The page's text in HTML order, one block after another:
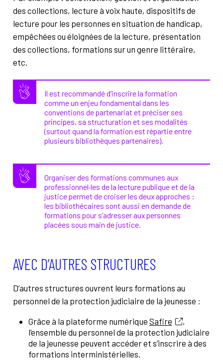
des collections, lecture à voix haute, dispositifs de
lecture pour les personnes en situation de handicap,
empêchées ou éloignées de la lecture, présentation
des collections, formations sur un genre littéraire,
etc.
Il est recommandé d’inscrire la formation
comme un enjeu fondamental dans les
conventions de partenariat et préciser ses
principes, sa structuration et ses modalités
(surtout quand la formation est répartie entre
plusieurs bibliothèques partenaires).
Organiser des formations communes aux
professionnel·les de la lecture publique et de la
justice permet de croiser les deux approches :
les bibliothécaires sont aussi en demande de
formations pour s’adresser aux personnes
placées sous main de justice.
AVEC D’AUTRES STRUCTURES
D’autres structures ouvrent leurs formations au
personnel de la protection judiciaire de la jeunesse :
Grâce à la plateforme numérique Safire
,
l’ensemble du personnel de la protection judiciaire
de la jeunesse peuvent accéder et s’inscrire à des
formations interministérielles.